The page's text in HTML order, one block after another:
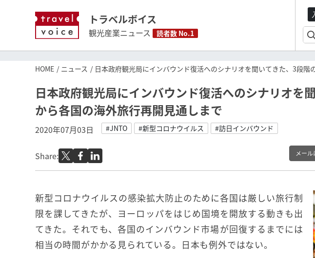
トラベルボイス
観光産業ニュース 読者数 No.1
HOME ニュース 日本政府観光局にインバウンド復活へのシナリオを聞いてきた、3段階
日本政府観光局にインバウンド復活へのシナリオを
から各国の海外旅行再開見通しまで
2020年07月03日 #JNTO #新型コロナウイルス #訪日インバウンド
Share: メール
新型コロナウイルスの感染拡大防止のために各国は厳しい旅行制
限を課してきたが、ヨーロッパをはじめ国境を開放する動きも出
てきた。それでも、各国のインバウンド市場が回復するまでには
相当の時間がかかる見られている。日本も例外ではない。